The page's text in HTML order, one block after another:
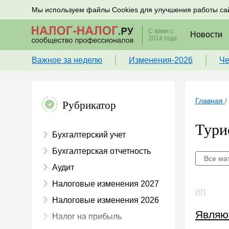
Мы используем файлы Cookies для улучшения работы
Подписывайтесь на новости по налогам, учету и
С вами с
2014 года
Новости
Важное за неделю Изменения-2026
Рубрикатор
Бухгалтерский учет
Бухгалтерская отчетность
Аудит
Налоговые изменения 2027
Налоговые изменения 2026
Налог на прибыль
Главная /
Все
ИП